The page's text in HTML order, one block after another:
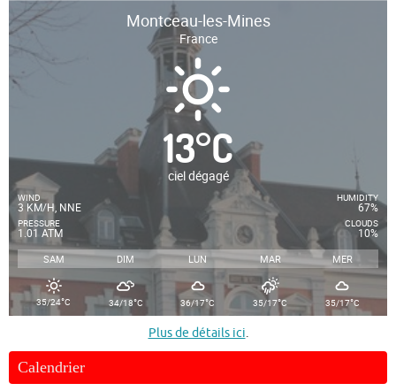
Montceau-les-Mines
France
13°C
ciel dégagé
WIND
3 KM/H, NNE
PRESSURE
1.01 ATM
HUMIDITY
67%
CLOUDS
10%
SAM DIM LUN MAR MER
35/24°C 34/18°C 36/17°C 35/17°C 35/17°C
Plus de détails ici.
Calendrier